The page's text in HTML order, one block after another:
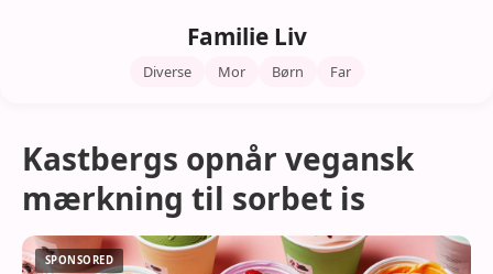
Familie Liv
Diverse Mor Børn Far
Kastbergs opnår vegansk
mærkning til sorbet is